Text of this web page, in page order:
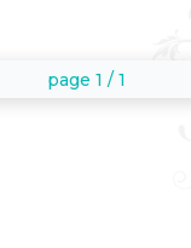
page 1 / 1